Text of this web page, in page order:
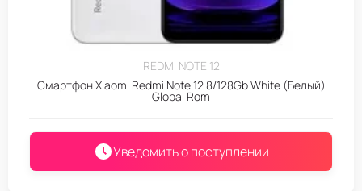
REDMI NOTE 12
Смартфон Xiaomi Redmi Note 12 8/128Gb White (Белый)
Global Rom
Уведомить о поступлении